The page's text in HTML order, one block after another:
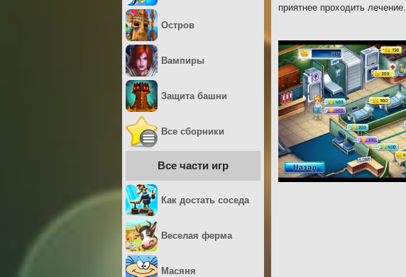
приятнее проходить лечение.
Остров
Вампиры
Защита башни
Все сборники
Все части игр
Как достать соседа
Веселая ферма
Масяня